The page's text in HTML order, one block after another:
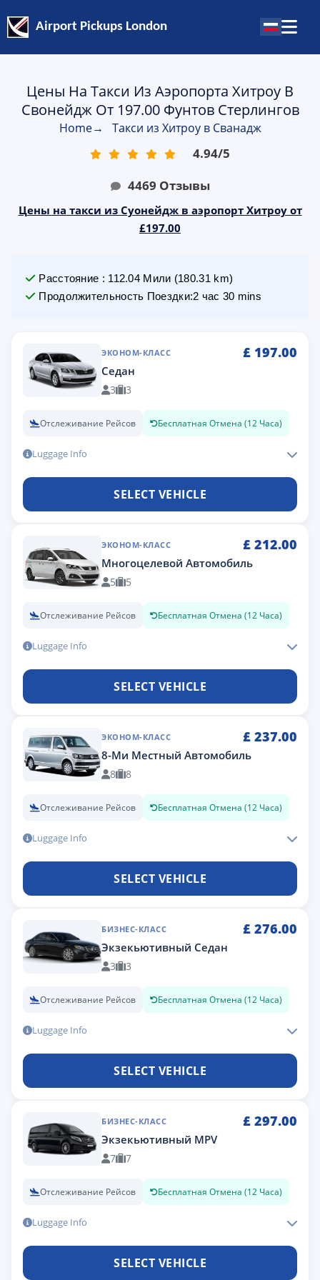
Airport Pickups London
Цены На Такси Из Аэропорта Хитроу В
Свонейдж От 197.00 Фунтов Стерлингов
Home→ Такси из Хитроу в Сванадж
4.94/5
4469 Отзывы
Цены на такси из Суонейдж в аэропорт Хитроу от
£197.00
Расстояние : 112.04 Мили (180.31 km)
Продолжительность Поездки:2 час 30 mins
ЭКОНОМ-КЛАСС £ 197.00
Седан
3 3
Отслеживание Рейсов Бесплатная Отмена (12 Часа)
Luggage Info
SELECT VEHICLE
ЭКОНОМ-КЛАСС £ 212.00
Многоцелевой Автомобиль
5 5
Отслеживание Рейсов Бесплатная Отмена (12 Часа)
Luggage Info
SELECT VEHICLE
ЭКОНОМ-КЛАСС £ 237.00
8-Ми Местный Автомобиль
8 8
Отслеживание Рейсов Бесплатная Отмена (12 Часа)
Luggage Info
SELECT VEHICLE
БИЗНЕС-КЛАСС £ 276.00
Экзекьютивный Седан
3 3
Отслеживание Рейсов Бесплатная Отмена (12 Часа)
Luggage Info
SELECT VEHICLE
БИЗНЕС-КЛАСС £ 297.00
Экзекьютивный MPV
7 7
Отслеживание Рейсов Бесплатная Отмена (12 Часа)
Luggage Info
SELECT VEHICLE